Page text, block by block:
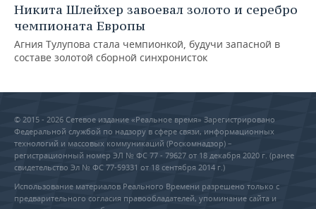
Никита Шлейхер завоевал золото и серебро
чемпионата Европы
Агния Тулупова стала чемпионкой, будучи запасной в
составе золотой сборной синхронисток
© 2015 - 2026 Сетевое издание «Реальное время» Зарегистрировано
Федеральной службой по надзору в сфере связи, информационных
технологий и массовых коммуникаций (Роскомнадзор) –
регистрационный номер ЭЛ № ФС 77 - 79627 от 18 декабря 2020 г. (ранее
свидетельство Эл № ФС 77-59331 от 18 сентября 2014 г.)
Использование материалов Реального Времени разрешено только с
предварительного согласия правообладателей, упоминание сайта и